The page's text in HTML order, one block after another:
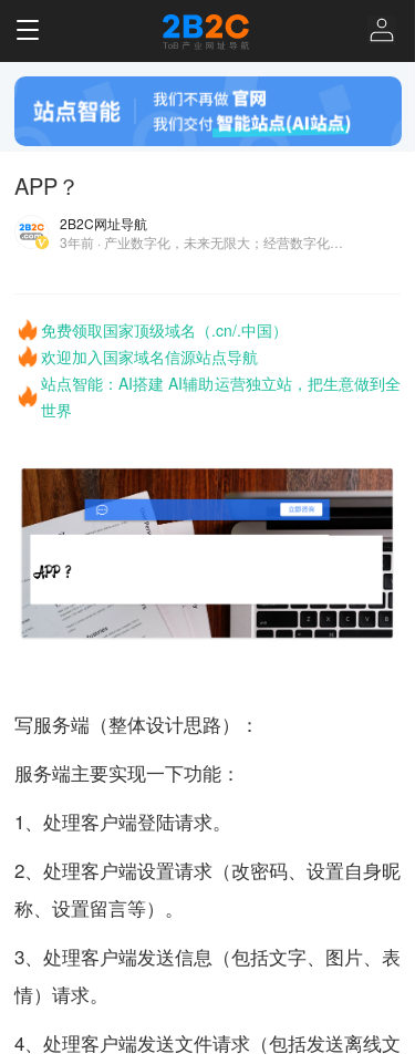
T
g
e
a
i
i
o
n
APP？
2B2C网址导航
免费领取国家顶级域名（.cn/.中国）
欢迎加入国家域名信源站点导航
站点智能：AI搭建 AI辅助运营独立站，把生意做到全
世界
写服务端（整体设计思路）：
服务端主要实现一下功能：
1、处理客户端登陆请求。
2、处理客户端设置请求（改密码、设置自身昵
称、设置留言等）。
3、处理客户端发送信息（包括文字、图片、表
情）请求。
4、处理客户端发送文件请求（包括发送离线文